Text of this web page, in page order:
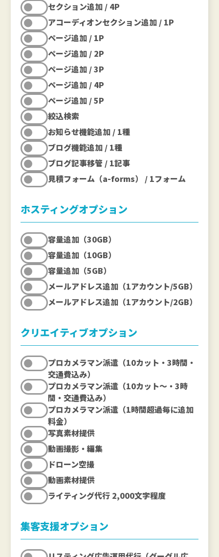
セクション追加 / 4P
アコーディオンセクション追加 / 1P
ページ追加 / 1P
ページ追加 / 2P
ページ追加 / 3P
ページ追加 / 4P
ページ追加 / 5P
絞込検索
お知らせ機能追加 / 1種
ブログ機能追加 / 1種
ブログ記事移管 / 1記事
見積フォーム（a-forms） / 1フォーム
ホスティングオプション
容量追加（30GB）
容量追加（10GB）
容量追加（5GB）
メールアドレス追加（1アカウント/5GB）
メールアドレス追加（1アカウント/2GB）
クリエイティブオプション
プロカメラマン派遣（10カット・3時間・
交通費込み）
プロカメラマン派遣（10カット～・3時
間・交通費込み）
プロカメラマン派遣（1時間超過毎に追加
料金）
写真素材提供
動画撮影・編集
ドローン空撮
動画素材提供
ライティング代行 2,000文字程度
集客支援オプション